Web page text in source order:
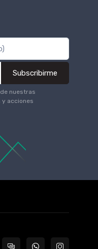
Subscribirme
nuestras
y acciones